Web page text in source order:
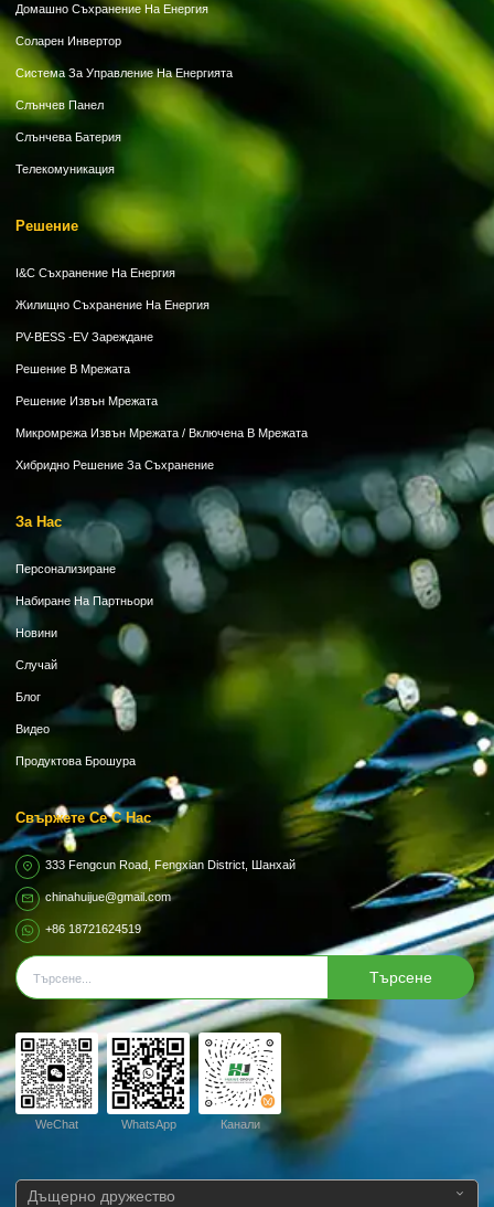
Домашно Съхранение На Енергия
Соларен Инвертор
Система За Управление На Енергията
Слънчев Панел
Слънчева Батерия
Телекомуникация
Решение
I&C Съхранение На Енергия
Жилищно Съхранение На Енергия
PV-BESS -EV Зареждане
Решение В Мрежата
Решение Извън Мрежата
Микромрежа Извън Мрежата / Включена В Мрежата
Хибридно Решение За Съхранение
За Нас
Персонализиране
Набиране На Партньори
Новини
Случай
Блог
Видео
Продуктова Брошура
Свържете Се С Нас
333 Fengcun Road, Fengxian District, Шанхай
chinahuijue@gmail.com
+86 18721624519
Търсене
WeChat WhatsApp Канали
Дъщерно дружество